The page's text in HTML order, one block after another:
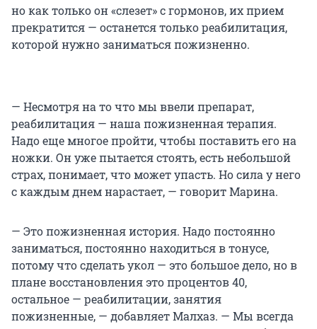
но как только он «слезет» с гормонов, их прием
прекратится — останется только реабилитация,
которой нужно заниматься пожизненно.
— Несмотря на то что мы ввели препарат,
реабилитация — наша пожизненная терапия.
Надо еще многое пройти, чтобы поставить его на
ножки. Он уже пытается стоять, есть небольшой
страх, понимает, что может упасть. Но сила у него
с каждым днем нарастает, — говорит Марина.
— Это пожизненная история. Надо постоянно
заниматься, постоянно находиться в тонусе,
потому что сделать укол — это большое дело, но в
плане восстановления это процентов 40,
остальное — реабилитации, занятия
пожизненные, — добавляет Малхаз. — Мы всегда